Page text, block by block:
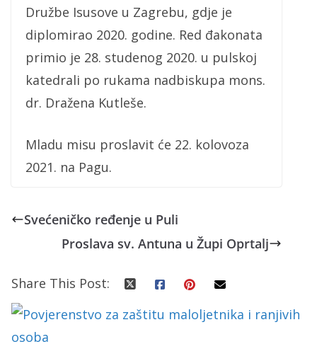
Družbe Isusove u Zagrebu, gdje je
diplomirao 2020. godine. Red đakonata
primio je 28. studenog 2020. u pulskoj
katedrali po rukama nadbiskupa mons.
dr. Dražena Kutleše.
Mladu misu proslavit će 22. kolovoza
2021. na Pagu.
Svećeničko ređenje u Puli
Proslava sv. Antuna u Župi Oprtalj
Share This Post: